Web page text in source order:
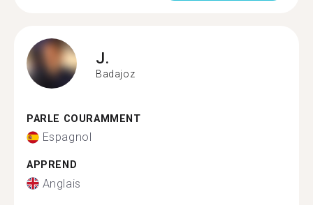
J.
Badajoz
PARLE COURAMMENT
Espagnol
APPREND
Anglais